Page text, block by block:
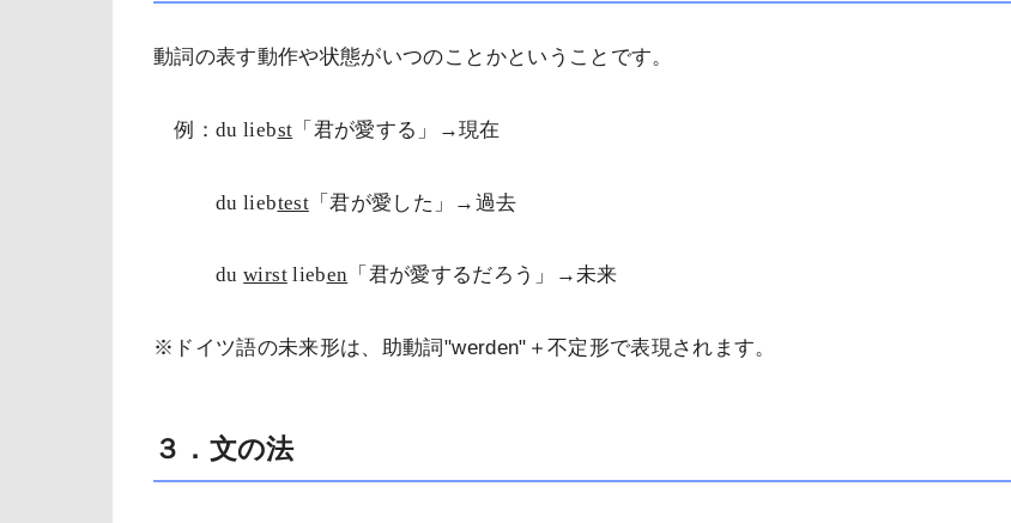
動詞の表す動作や状態がいつのことかということです。
例：du liebst 「君が愛する」→現在
du liebtest「君が愛した」→過去
duwirstlieben 「君が愛するだろう」→未来
※ドイツ語の未来形は、助動詞"werden" ＋不定形で表現されます。
３．文の法